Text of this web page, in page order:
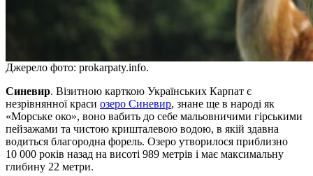
Джерело фото: prokarpaty.info.
Синевир. Візитною карткою Українських Карпат є
незрівнянної краси озеро Синевир, знане ще в народі як
«Морське око», воно вабить до себе мальовничими гірськими
пейзажами та чистою кришталевою водою, в якій здавна
водиться благородна форель. Озеро утворилося приблизно
10 000 років назад на висоті 989 метрів і має максимальну
глибину 22 метри.